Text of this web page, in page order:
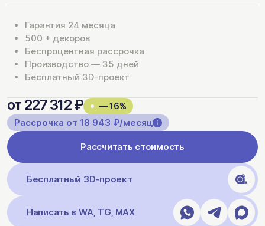
Гарантия 24 месяца
500 + декоров
Беспроцентная рассрочка
Производство — 35 дней
Бесплатный 3D-проект
от 227 312 ₽
— 16%
Рассрочка от 18 943 ₽/месяц
Рассчитать стоимость
Бесплатный 3D-проект
Написать в WA, TG, MAX